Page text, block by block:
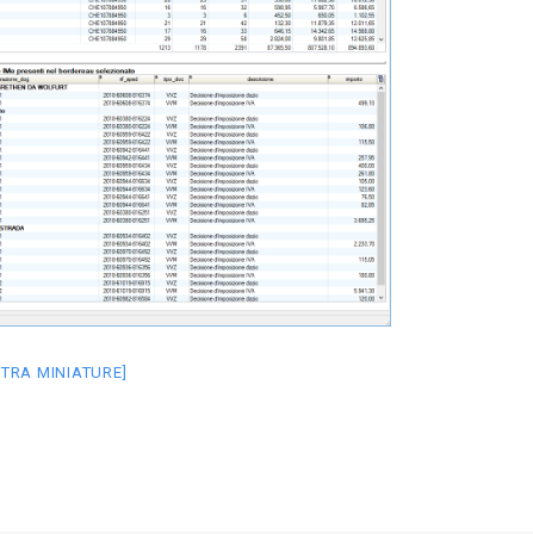
MINIATURE]